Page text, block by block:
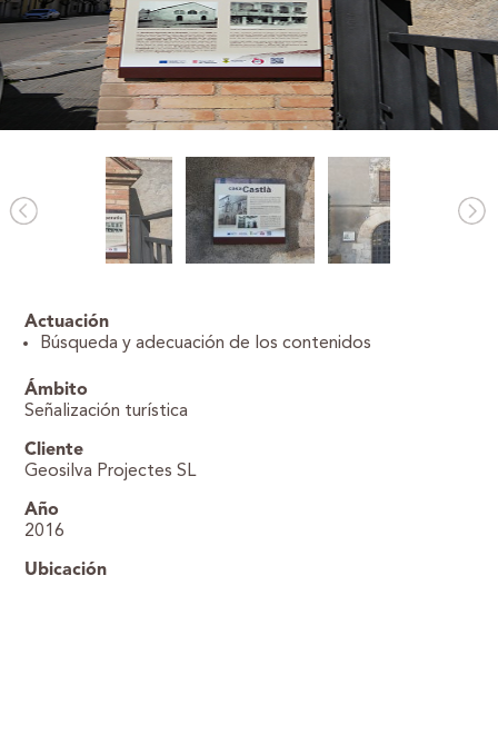
Actuación
Búsqueda y adecuación de los contenidos
Ámbito
Señalización turística
Cliente
Geosilva Projectes SL
Año
2016
Ubicación